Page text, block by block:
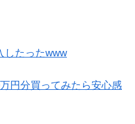
したったwww
円分買ってみたら安心感